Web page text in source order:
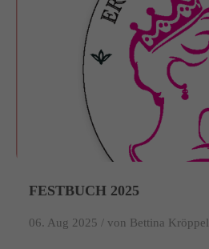
FESTBUCH 2025
06. Aug 2025 / von Bettina Kröppel